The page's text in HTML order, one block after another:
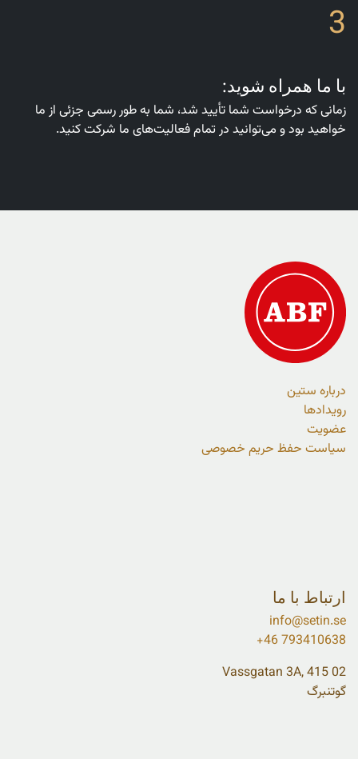
3
با ما همراه شوید:
زمانی که درخواست شما تأیید شد، شما به طور رسمی جزئی از ما
خواهید بود و می‌توانید در تمام فعالیت‌های ما شرکت کنید.
درباره ستین
رویدادها
عضویت
سیاست حفظ حریم خصوصی
ارتباط با ما
info@setin.se
+46 793410638
Vassgatan 3A, 415 02
گوتنبرگ